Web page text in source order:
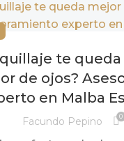
te
de ojos?
en Malba
Facundo Pepino 0